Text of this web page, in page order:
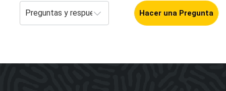
Hacer una Pregunta